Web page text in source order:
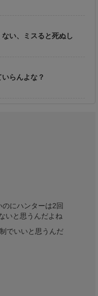
ない、ミスると死ぬし
いらんよな？
にハンターは2回
いと思うんだよね
でいいと思うんだ